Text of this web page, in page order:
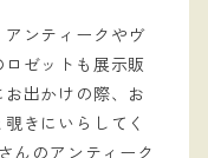
ンティークやヴ
ゼットも展示販
出かけの際、お
きにいらしてく
んのアンティーク